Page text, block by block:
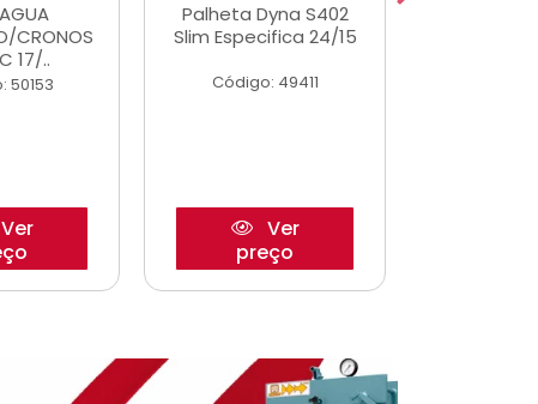
CRONOS
17/..
50153
Ver
Palheta Dyna S402
Slim Especifica 24/15
Código: 49411
Ver
preço